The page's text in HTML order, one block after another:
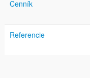
Cenník
Referencie